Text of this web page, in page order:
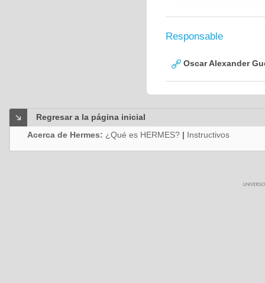
Responsable
Oscar Alexander
Regresar a la página inicial
Acerca de Hermes: ¿Qué es HERMES? | Instructivos